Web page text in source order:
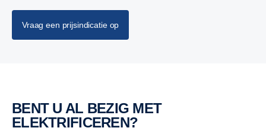
Vraag een prijsindicatie op
BENT U AL BEZIG MET
ELEKTRIFICEREN?